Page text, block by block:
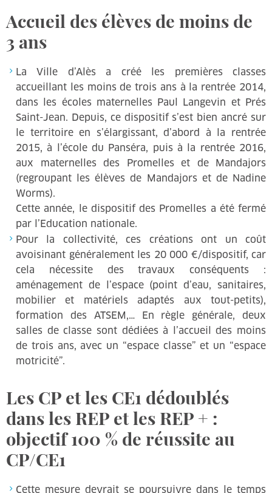
Accueil des élèves de moins de
3 ans
La Ville d’Alès a créé les premières classes
accueillant les moins de trois ans à la rentrée 2014,
dans les écoles maternelles Paul Langevin et Prés
Saint-Jean. Depuis, ce dispositif s’est bien ancré sur
le territoire en s’élargissant, d’abord à la rentrée
2015, à l’école du Panséra, puis à la rentrée 2016,
aux maternelles des Promelles et de Mandajors
(regroupant les élèves de Mandajors et de Nadine
Worms).
Cette année, le dispositif des Promelles a été fermé
par l’Education nationale.
Pour la collectivité, ces créations ont un coût
avoisinant généralement les 20 000 €/dispositif, car
cela nécessite des travaux conséquents :
aménagement de l’espace (point d’eau, sanitaires,
mobilier et matériels adaptés aux tout-petits),
formation des ATSEM,… En règle générale, deux
salles de classe sont dédiées à l’accueil des moins
de trois ans, avec un “espace classe” et un “espace
motricité”.
Les CP et les CE1 dédoublés
dans les REP et les REP + :
objectif 100 % de réussite au
CP/CE1
Cette mesure devrait se poursuivre dans le temps